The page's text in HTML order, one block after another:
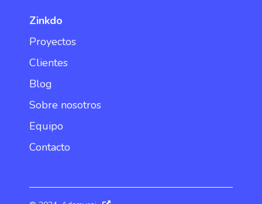
Zinkdo
Proyectos
Clientes
Blog
Sobre nosotros
Equipo
Contacto